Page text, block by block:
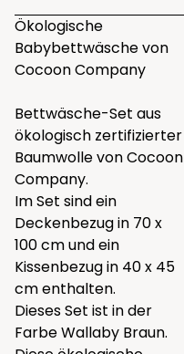
Ökologische
Babybettwäsche von
Cocoon Company
Bettwäsche-Set aus
ökologisch zertifizierter
Baumwolle von Cocoon
Company.
Im Set sind ein
Deckenbezug in 70 x
100 cm und ein
Kissenbezug in 40 x 45
cm enthalten.
Dieses Set ist in der
Farbe Wallaby Braun.